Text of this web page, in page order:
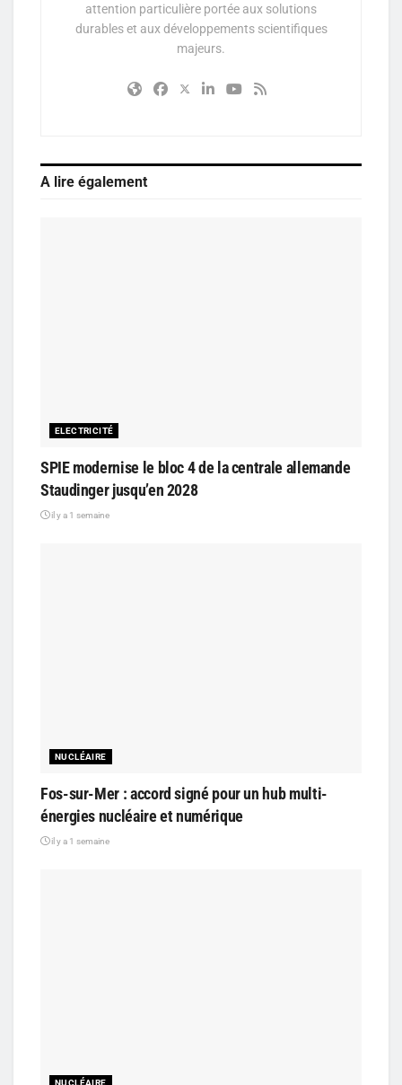
attention particulière portée aux solutions
durables et aux développements scientifiques
majeurs.
A lire également
ELECTRICITÉ
SPIE modernise le bloc 4 de la centrale allemande
Staudinger jusqu’en 2028
il y a 1 semaine
NUCLÉAIRE
Fos-sur-Mer : accord signé pour un hub multi-
énergies nucléaire et numérique
il y a 1 semaine
NUCLÉAIRE